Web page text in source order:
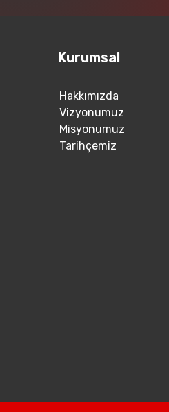
Kurumsal
Hakkımızda
Vizyonumuz
Misyonumuz
Tarihçemiz